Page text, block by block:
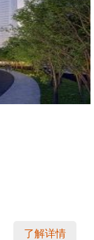
了解详情